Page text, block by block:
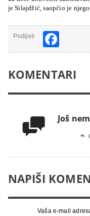
je Silajdžić, saopćio je
Podijeli
KOMENTARI
 Još

NAPIŠI
Vaša e-mail